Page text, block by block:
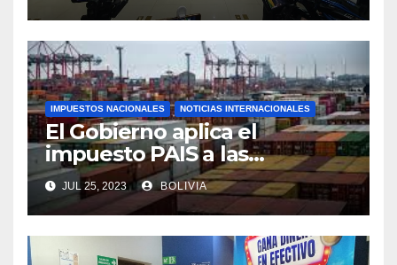
IMPUESTOS NACIONALES NOTICIAS INTERNACIONALES
El Gobierno aplica el
impuesto PAIS a las
importaciones de algunos
bienes y servicios
JUL 25, 2023 BOLIVIA